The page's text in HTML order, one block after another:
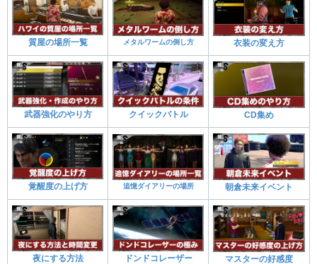
質屋の場所一覧 メタルワームの倒し方 衣装の変え方
武器強化のやり方 クイックバトル CD集め
覚醒度の上げ方 追憶ダイアリーの場所 朝倉未来イベント
夜にする方法 ドンドコレーザー マスターの好感度